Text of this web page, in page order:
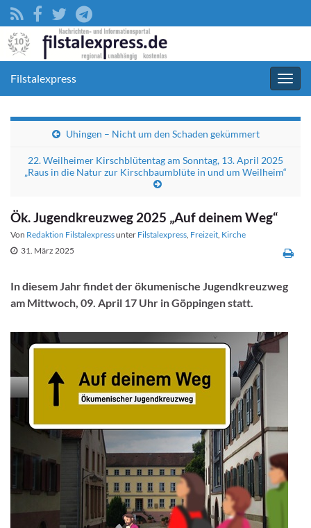
Filstalexpress
Uhingen – Nicht um den Schaden gekümmert
22. Weilheimer Kirschblütentag am Sonntag, 13. April 2025
„Raus in die Natur zur Kirschbaumblüte in und um Weilheim“
Ök. Jugendkreuzweg 2025 „Auf deinem Weg“
Von Redaktion Filstalexpressunter Filstalexpress, Freizeit, Kirche
31. März 2025
In diesem Jahr findet der ökumenische Jugendkreuzweg
am Mittwoch, 09. April 17 Uhr in Göppingen statt.